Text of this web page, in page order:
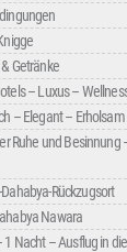
Getränke
– Luxus –
– Elegant –
Ruhe und
Rückzugsort
Nawara
1 Nacht – Ausflug in